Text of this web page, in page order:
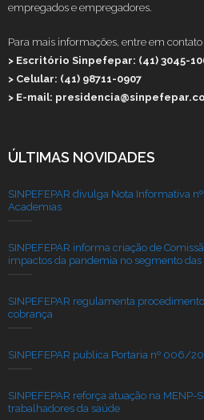
empregados e empregadores.
Para mais informações, entre em
> Escritório Sinpefepar: (41) 3045-
> Celular: (41) 98711-0907
> E-mail:
ÚLTIMAS NOVIDADES
SINPEFEPAR divulga Nota Informativa
Academias
SINPEFEPAR informa criação de
impactos da pandemia no segmento
SINPEFEPAR regulamenta
cobrança
SINPEFEPAR publica Portaria nº 006/
SINPEFEPAR reforça atuação na MENP-
trabalhadores da saúde